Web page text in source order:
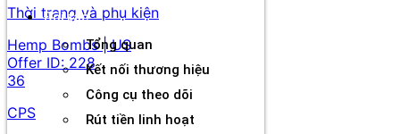
Đối tác
Tổng quan
Kết nối thương hiệu
Công cụ theo dõi
Rút tiền linh hoạt
Thời trang và phụ kiện
Hemp Bombs | US
Offer ID: 228
36
CPS